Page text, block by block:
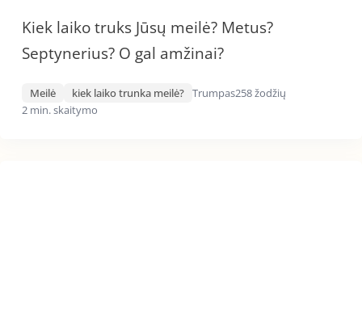
Kiek laiko truks Jūsų meilė? Metus?
Septynerius? O gal amžinai?
Meilė kiek laiko trunka meilė? Trumpas258 žodžių
2 min. skaitymo